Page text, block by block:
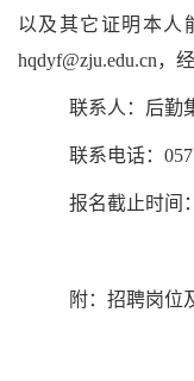
以及其它证明本人
hqdyf@zju.edu.cn，
联系人：后勤
联系电话：
报名截止时间：
附：招聘岗位